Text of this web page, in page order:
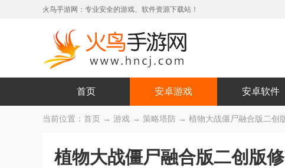
火鸟手游网：专业安全的游戏、软件资源下载站！
首页 安卓游戏 安卓软件
当前位置： 首页 → 游戏 → 策略塔防 → 植物大战僵尸融合版二创
植物大战僵尸融合版二创版